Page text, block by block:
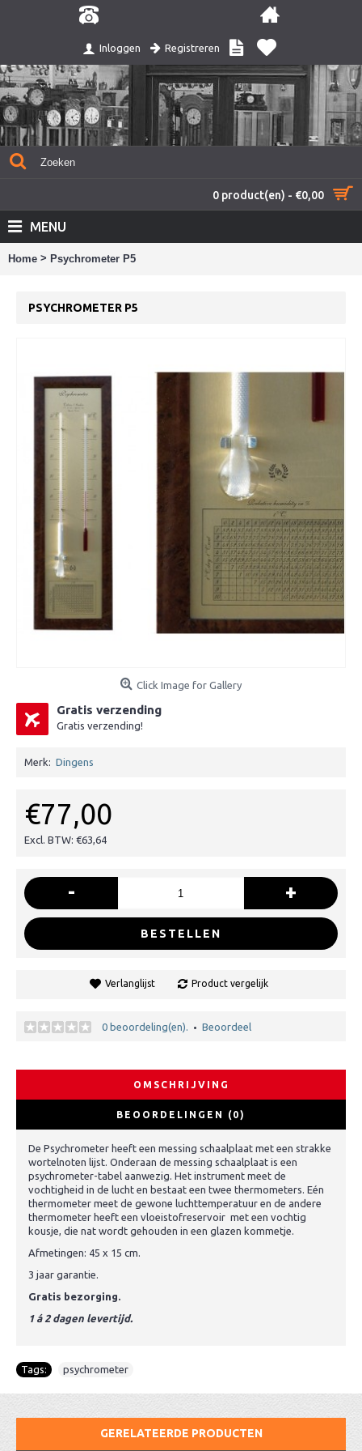
Inloggen Registreren
0 product(en) - €0,00
MENU
Home > Psychrometer P5
PSYCHROMETER P5
Click Image for Gallery
Gratis verzending
Gratis verzending!
Merk: Dingens
€77,00
Excl. BTW: €63,64
- +
BESTELLEN
Verlanglijst Product vergelijk
0 beoordeling(en). • Beoordeel
OMSCHRIJVING
BEOORDELINGEN (0)
De Psychrometer heeft een messing schaalplaat met een strakke
wortelnoten lijst. Onderaan de messing schaalplaat is een
psychrometer-tabel aanwezig. Het instrument meet de
vochtigheid in de lucht en bestaat een twee thermometers. Eén
thermometer meet de gewone luchttemperatuur en de andere
thermometer heeft een vloeistofreservoir met een vochtig
kousje, die nat wordt gehouden in een glazen kommetje.
Afmetingen: 45 x 15 cm.
3 jaar garantie.
Gratis bezorging.
1 á 2 dagen levertijd.
Tags: psychrometer
GERELATEERDE PRODUCTEN